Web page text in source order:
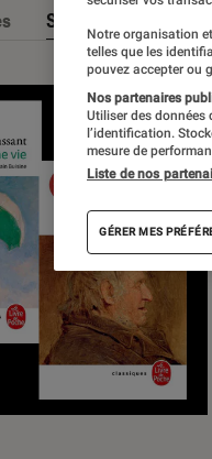
Sélections et guides
Notre organisation
telles que les
pouvez accepter ou
Nos partenaires
Utiliser des données
l’identification.
mesure de
Liste de nos
GÉRER MES